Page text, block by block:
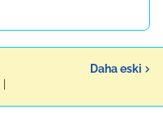
Daha eski